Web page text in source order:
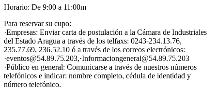
Horario: De 9:00 a 11:00m
Para reservar su cupo:
·Empresas: Enviar carta de postulación a la Cámara de Industriales
del Estado Aragua a través de los telfaxs: 0243-234.13.76,
235.77.69, 236.52.10 ó a través de los correos electrónicos:
·eventos@54.89.75.203,·Informaciongeneral@54.89.75.203
·Público en general: Comunicarse a través de nuestros números
telefónicos e indicar: nombre completo, cédula de identidad y
número telefónico.